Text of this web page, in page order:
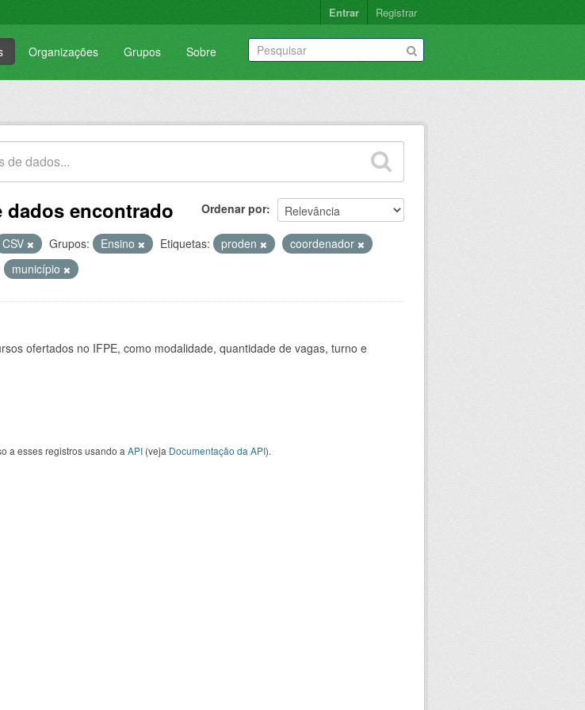
Entrar Registrar
Organizações Grupos Sobre
Ordenar por
encontrado
CSV Grupos: Ensino Etiquetas: proden
coordenador
município
ofertados no IFPE, como modalidade, quantidade de vagas, turno e
a esses registros usando a API (veja Documentação da API).